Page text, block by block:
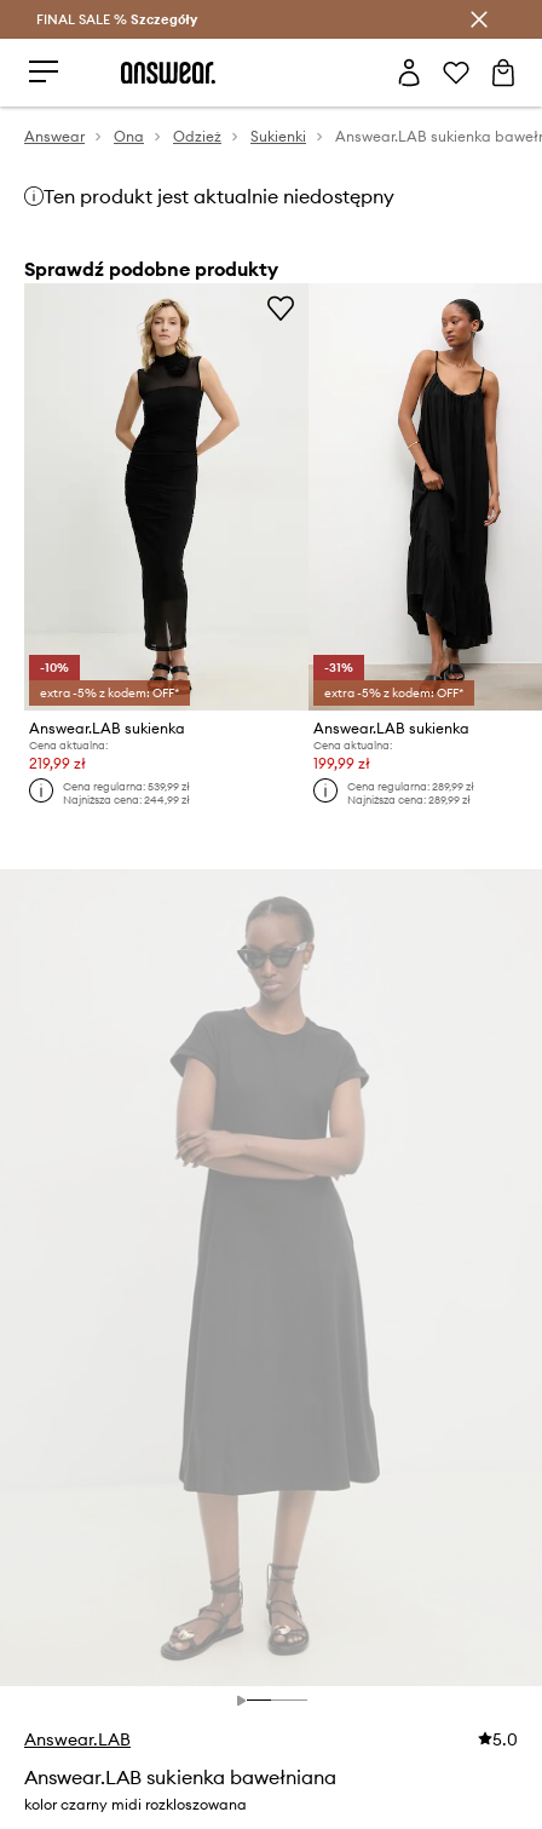
Oszczędzaj z Answear Club >
FINAL SALE % Szczegóły
Answear Ona Odzież Sukienki
Ten produkt jest aktualnie niedostępny
Sprawdź podobne produkty
-10%
extra -5% z kodem: OFF*
Answear.LAB sukienka
Cena aktualna:
219,99 zł
Cena regularna:539,99 zł
Najniższa cena:244,99 zł
-31%
extra -5% z kodem: OFF*
Answear.LAB sukienka
Cena aktualna:
199,99 zł
Cena regularna: 289,99 zł
Najniższa cena: 289,99 zł
Answear.LAB 5.0
Answear.LAB sukienka bawełniana
kolor czarny midi rozkloszowana